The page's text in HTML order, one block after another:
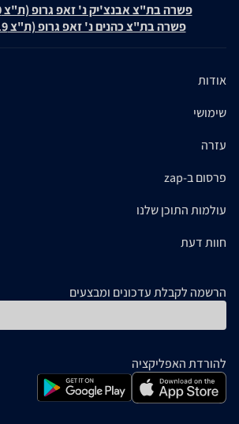
פשרה בת"צ אבנצ'יק נ' זאפ גרופ (ת"צ 23008-08-20)
פשרה בת"צ כהנים נ' זאפ גרופ (ת"צ 60371-12-19)
אודות
שימושי
עזרה
פרסום ב-zap
עולמות התוכן שלנו
חוות דעת
הרשמה לקבלת עדכונים ומבצעים
להורדת האפליקציה